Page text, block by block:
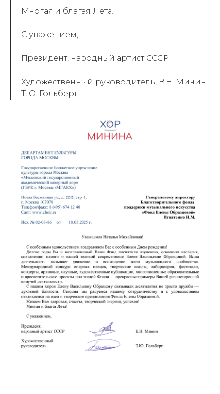
Многая и благая Лета!
С уважением,
Президент, народный артист СССР
Художественный руководитель, В.Н. Минин
Т.Ю. Гольберг